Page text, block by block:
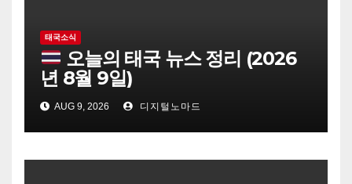
태국소식
오늘의 태국 뉴스 정리 (2026
년 8월 9일)
AUG 9, 2026 디지털노마드